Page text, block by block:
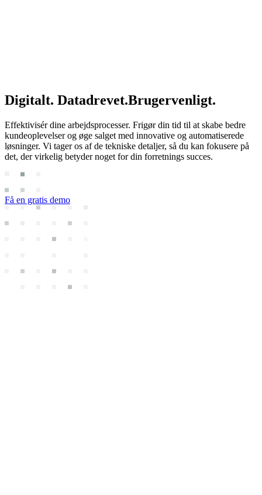
Digitalt. Datadrevet.Brugervenligt.
Effektivisér dine arbejdsprocesser. Frigør din tid til at skabe bedre
kundeoplevelser og øge salget med innovative og automatiserede
løsninger. Vi tager os af de tekniske detaljer, så du kan fokusere på
det, der virkelig betyder noget for din forretnings succes.
Få en gratis demo